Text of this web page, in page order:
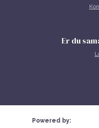
Er du
Powered by: